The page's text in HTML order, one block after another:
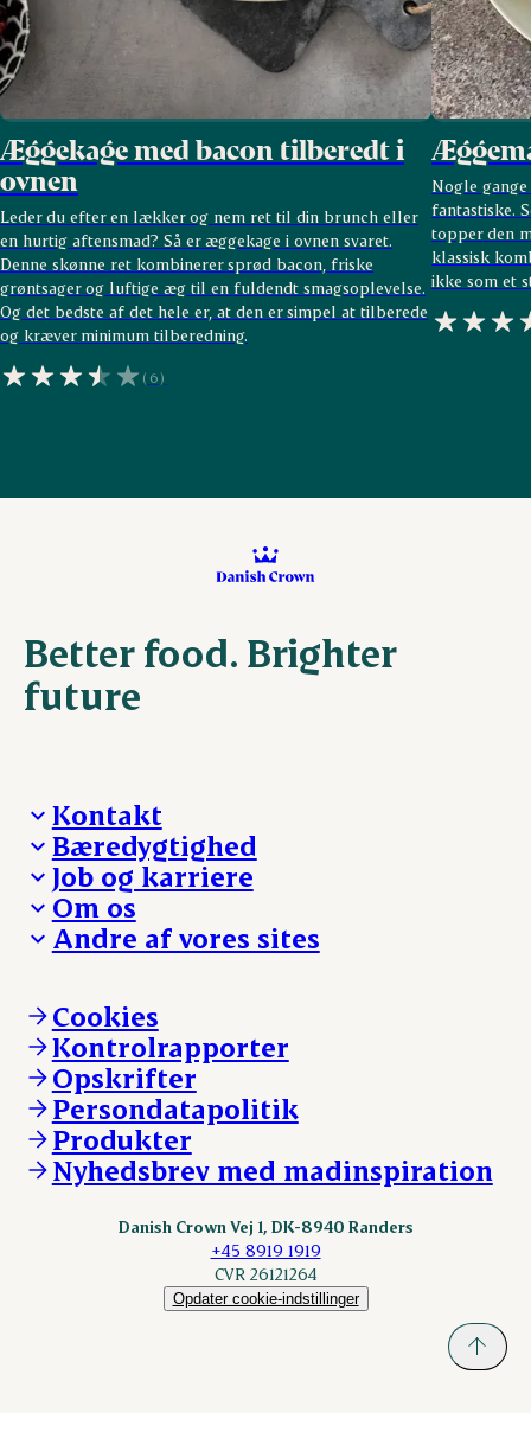
Æggekage med bacon tilberedt i
ovnen
Leder du efter en lækker og nem ret til din brunch eller
en hurtig aftensmad? Så er æggekage i ovnen svaret.
Denne skønne ret kombinerer sprød bacon, friske
grøntsager og luftige æg til en fuldendt smagsoplevelse.
Og det bedste af det hele er, at den er simpel at tilberede
og kræver minimum tilberedning.
(6)
Nogle
fantastiske.
topper den
klassisk
ikke som et
Better food. Brighter
future
Kontakt
Besøg Danish Crown
Presse og nyheder
Reklamationer
Whistleblower
Øvrige henvendelser
Bæredygtighed
Fra jord til bord
Hverdagen
Ansvarlighed og nøgletal
Job og karriere
Arbejd med os
Ledige stillinger
Om os
Hvem er vi
Vores resultater
Vores lokationer
Kontakt
Andre af vores sites
Andelsejere - kreatur
Danishcrownprofessional.com
DAT-Schaub.com
ESS-FOOD.com
Fonden Dansk Gastronomi
KLS.se
nordicspoor.com
Scanhide.dk
Cookies
Kontrolrapporter
Opskrifter
Persondatapolitik
Produkter
Nyhedsbrev med madinspiration
Danish Crown Vej 1, DK-8940 Randers
+45 8919 1919
CVR 26121264
Opdater cookie-indstillinger